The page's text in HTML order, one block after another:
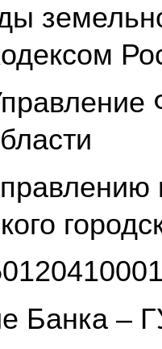
Банка –